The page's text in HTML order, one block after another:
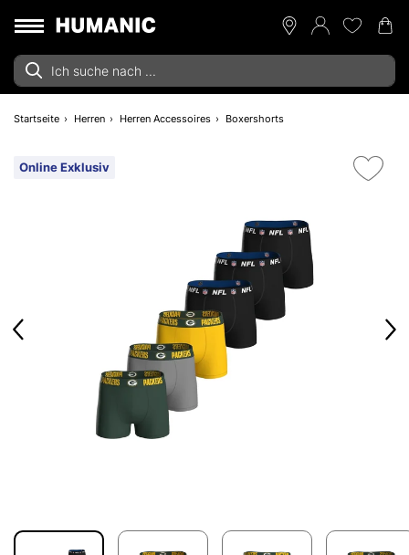
Startseite Herren Herren Accessoires Boxershorts
Online Exklusiv